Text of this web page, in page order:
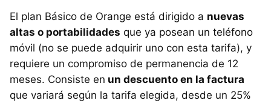
El plan Básico de Orange está dirigido a nuevas
altas o portabilidades que ya posean un teléfono
móvil (no se puede adquirir uno con esta tarifa), y
requiere un compromiso de permanencia de 12
meses. Consiste en un descuento en la factura
que variará según la tarifa elegida, desde un 25%